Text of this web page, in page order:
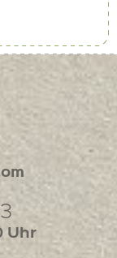
Uhr